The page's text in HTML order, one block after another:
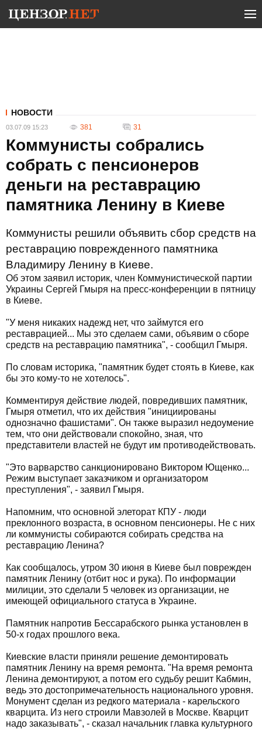
НОВОСТИ
03.07.09 15:23 381 31
Коммунисты собрались
собрать с пенсионеров
деньги на реставрацию
памятника Ленину в Киеве
Коммунисты решили объявить сбор средств на
реставрацию поврежденного памятника
Владимиру Ленину в Киеве.
Об этом заявил историк, член Коммунистической партии
Украины Сергей Гмыря на пресс-конференции в пятницу
в Киеве.
"У меня никаких надежд нет, что займутся его
реставрацией... Мы это сделаем сами, объявим о сборе
средств на реставрацию памятника", - сообщил Гмыря.
По словам историка, "памятник будет стоять в Киеве, как
бы это кому-то не хотелось".
Комментируя действие людей, повредивших памятник,
Гмыря отметил, что их действия "инициированы
однозначно фашистами". Он также выразил недоумение
тем, что они действовали спокойно, зная, что
представители властей не будут им противодействовать.
"Это варварство санкционировано Виктором Ющенко...
Режим выступает заказчиком и организатором
преступления", - заявил Гмыря.
Напомним, что основной элеторат КПУ - люди
преклонного возраста, в основном пенсионеры. Не с них
ли коммунисты собираются собирать средства на
реставрацию Ленина?
Как сообщалось, утром 30 июня в Киеве был поврежден
памятник Ленину (отбит нос и рука). По информации
милиции, это сделали 5 человек из организации, не
имеющей официального статуса в Украине.
Памятник напротив Бессарабского рынка установлен в
50-х годах прошлого века.
Киевские власти приняли решение демонтировать
памятник Ленину на время ремонта. "На время ремонта
Ленина демонтируют, а потом его судьбу решит Кабмин,
ведь это достопримечательность национального уровня.
Монумент сделан из редкого материала - карельского
кварцита. Из него строили Мавзолей в Москве. Кварцит
надо заказывать", - сказал начальник главка культурного